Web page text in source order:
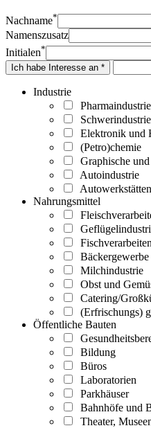
Nachname*
Namenszusatz
Initialen*
Ich habe Interesse an *
Industrie
Pharmaindustrie
Elektronik und
(Petro)chemie
Graphische
Autoindustrie
Autowerkstätten
Nahrungsmittel
Bäckergewerbe
Milchindustrie
Obst und
Catering/
(Erfrischungs)
Öffentliche Bauten
Bildung
Büros
Laboratorien
Parkhäuser
Bahnhöfe und
Theater,